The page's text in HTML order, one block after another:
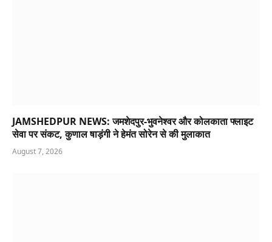
JAMSHEDPUR NEWS: जमशेदपुर-भुवनेश्वर और कोलकाता फ्लाइट
सेवा पर संकट, कुणाल षाड़ंगी ने हेमंत सोरेन से की मुलाकात
August 7, 2026